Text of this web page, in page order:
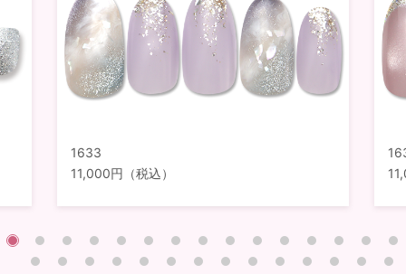
1633
11,000円（税込）